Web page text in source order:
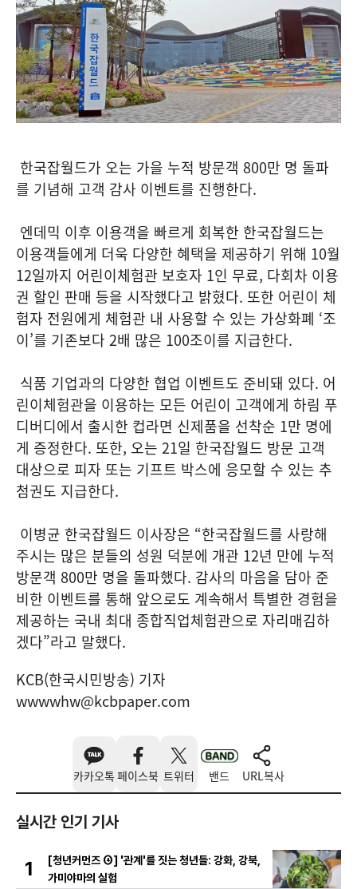
한국잡월드가 오는 가을 누적 방문객 800만 명 돌파
를 기념해 고객 감사 이벤트를 진행한다.
엔데믹 이후 이용객을 빠르게 회복한 한국잡월드는
이용객들에게 더욱 다양한 혜택을 제공하기 위해 10월
12일까지 어린이체험관 보호자 1인 무료, 다회차 이용
권 할인 판매 등을 시작했다고 밝혔다. 또한 어린이 체
험자 전원에게 체험관 내 사용할 수 있는 가상화폐 ‘조
이’를 기존보다 2배 많은 100조이를 지급한다.
식품 기업과의 다양한 협업 이벤트도 준비돼 있다. 어
린이체험관을 이용하는 모든 어린이 고객에게 하림 푸
디버디에서 출시한 컵라면 신제품을 선착순 1만 명에
게 증정한다. 또한, 오는 21일 한국잡월드 방문 고객
대상으로 피자 또는 기프트 박스에 응모할 수 있는 추
첨권도 지급한다.
이병균 한국잡월드 이사장은 “한국잡월드를 사랑해
주시는 많은 분들의 성원 덕분에 개관 12년 만에 누적
방문객 800만 명을 돌파했다. 감사의 마음을 담아 준
비한 이벤트를 통해 앞으로도 계속해서 특별한 경험을
제공하는 국내 최대 종합직업체험관으로 자리매김하
겠다”라고 말했다.
KCB(한국시민방송) 기자
wwwwhw@kcbpaper.com
카카오톡 페이스북 트위터 밴드 URL복사
실시간 인기 기사
1
[청년커먼즈 ④] '관계'를 짓는 청년들: 강화, 강북,
가미야마의 실험